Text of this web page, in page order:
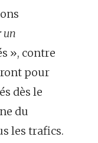
un
», contre
pour
dès le
du
les trafics.